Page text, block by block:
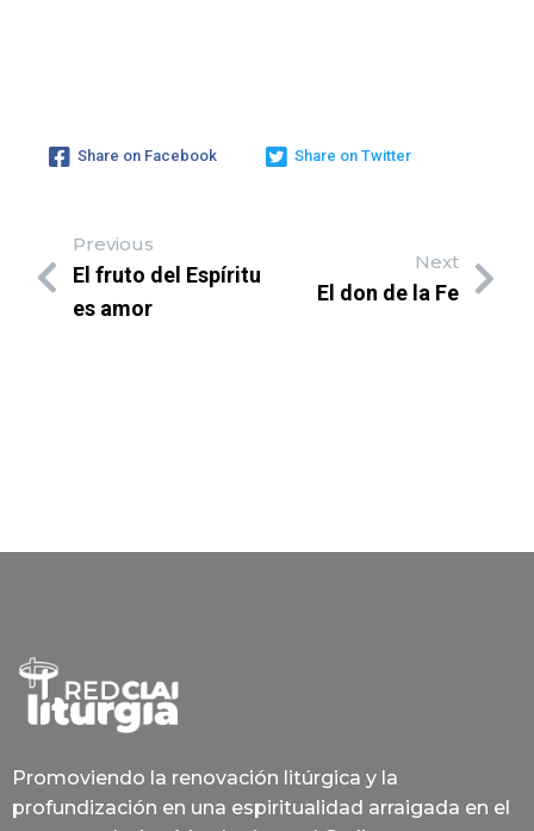
Share on Facebook Share on Twitter
Previous
El fruto del Espíritu
es amor
Next
El don de la Fe
Promoviendo la renovación litúrgica y la
profundización en una espiritualidad arraigada en el